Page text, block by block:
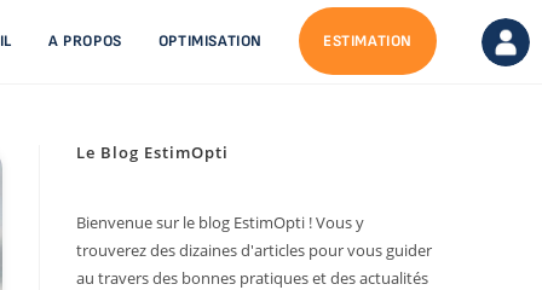
A PROPOS OPTIMISATION ESTIMATION
Le Blog EstimOpti
Bienvenue sur le blog EstimOpti ! Vous y
trouverez des dizaines d'articles pour vous guider
au travers des bonnes pratiques et des actualités